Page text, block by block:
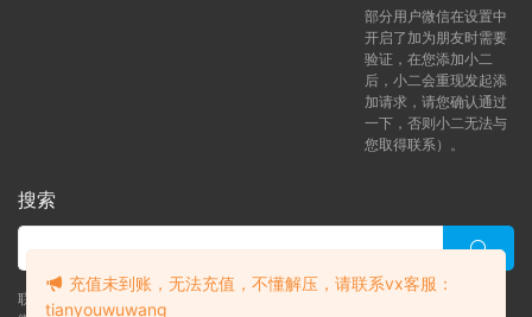
部分用户微信在设置中
开启了加为朋友时需要
验证，在您添加小二
后，小二会重现发起添
加请求，请您确认通过
一下，否则小二无法与
您取得联系）。
搜索
联系客服 (添加后告诉客服-来自熊人族咨询问题)
充值未到账，无法充值，不懂解压，请联系vx客服：
tianyouwuwang